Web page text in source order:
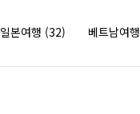
일본여행 (32) 베트남여행